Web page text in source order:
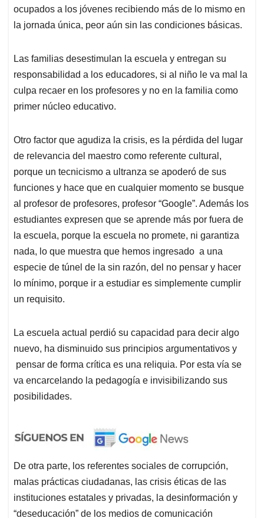
ocupados a los jóvenes recibiendo más de lo mismo en
la jornada única, peor aún sin las condiciones básicas.
Las familias desestimulan la escuela y entregan su
responsabilidad a los educadores, si al niño le va mal la
culpa recaer en los profesores y no en la familia como
primer núcleo educativo.
Otro factor que agudiza la crisis, es la pérdida del lugar
de relevancia del maestro como referente cultural,
porque un tecnicismo a ultranza se apoderó de sus
funciones y hace que en cualquier momento se busque
al profesor de profesores, profesor “Google”. Además los
estudiantes expresen que se aprende más por fuera de
la escuela, porque la escuela no promete, ni garantiza
nada, lo que muestra que hemos ingresado a una
especie de túnel de la sin razón, del no pensar y hacer
lo mínimo, porque ir a estudiar es simplemente cumplir
un requisito.
La escuela actual perdió su capacidad para decir algo
nuevo, ha disminuido sus principios argumentativos y
pensar de forma crítica es una reliquia. Por esta vía se
va encarcelando la pedagogía e invisibilizando sus
posibilidades.
De otra parte, los referentes sociales de corrupción,
malas prácticas ciudadanas, las crisis éticas de las
instituciones estatales y privadas, la desinformación y
“deseducación” de los medios de comunicación